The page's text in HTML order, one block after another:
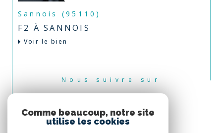
Sannois (95110)
F2 À SANNOIS
Voir le bien
Nous suivre sur
Comme beaucoup, notre site
utilise les cookies